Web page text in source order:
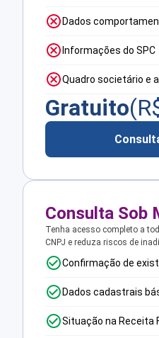
Dados
Informações do SPC
Quadro societário e
Gratuito
Consulta Sob
Tenha acesso completo a
CNPJ e reduza riscos de
Confirmação de
Dados cadastrais
Situação na Receita